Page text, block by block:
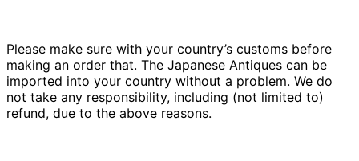
Please make sure with your country’s customs before
making an order that. The Japanese Antiques can be
imported into your country without a problem. We do
not take any responsibility, including (not limited to)
refund, due to the above reasons.